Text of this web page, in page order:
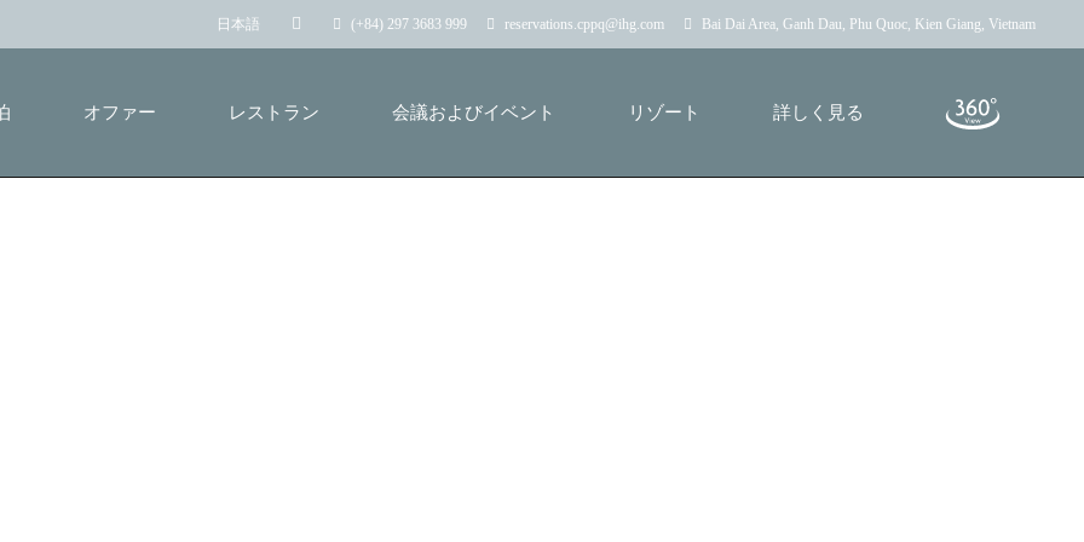
日本語 (+84) 297 3683 999 reservations.cppq@ihg.com Bai Dai Area, Ganh Dau, Phu Quoc, Kien Giang, Vietnam
オファー レストラン 会議およびイベント リゾート 詳しく見る